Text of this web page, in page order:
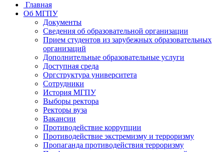
Главная
Об МГПУ
Документы
Сведения об образовательной организации
Прием студентов из зарубежных образовательных
организаций
Дополнительные образовательные услуги
Доступная среда
Оргструктура университета
Сотрудники
История МГПУ
Выборы ректора
Ректоры вуза
Вакансии
Противодействие коррупции
Противодействие экстремизму и терроризму
Пропаганда противодействия терроризму